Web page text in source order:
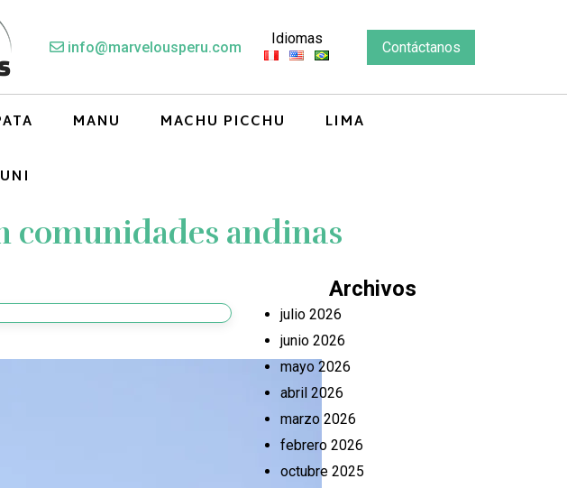
info@marvelousperu.com Idiomas Contáctanos
MANU MACHU PICCHU LIMA
comunidades andinas
Archivos
julio 2026
junio 2026
mayo 2026
abril 2026
marzo 2026
febrero 2026
octubre 2025